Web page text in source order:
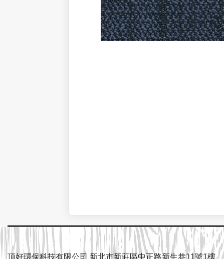
頂好環保科技有限公司 新北市新莊區中正路新生巷11號1樓